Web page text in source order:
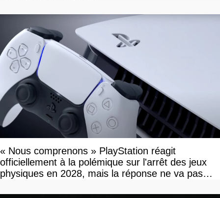
« Nous comprenons » PlayStation réagit
officiellement à la polémique sur l'arrêt des jeux
physiques en 2028, mais la réponse ne va pas